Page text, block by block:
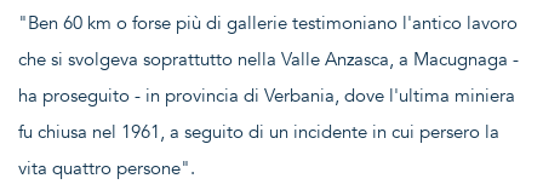
"Ben 60 km o forse più di gallerie testimoniano l'antico lavoro
che si svolgeva soprattutto nella Valle Anzasca, a Macugnaga -
ha proseguito - in provincia di Verbania, dove l'ultima miniera
fu chiusa nel 1961, a seguito di un incidente in cui persero la
vita quattro persone".